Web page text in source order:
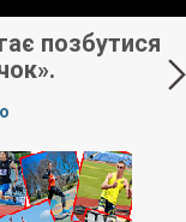
позбутися